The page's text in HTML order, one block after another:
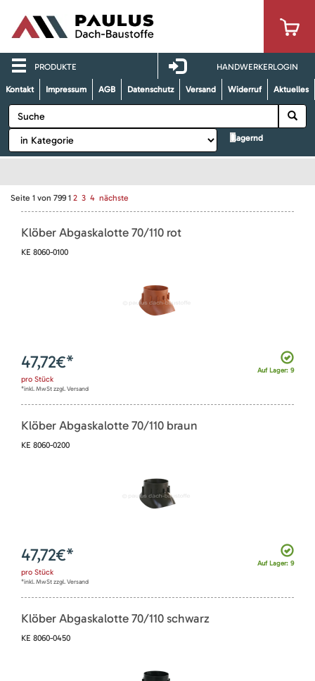
PRODUKTE HANDWERKERLOGIN
Kontakt Impressum AGB Datenschutz Versand Widerruf Aktuelles
lagernd
Seite 1 von 799 1 2 3 4 nächste
Klöber Abgaskalotte 70/110 rot
KE 8060-0100
Auf Lager: 9
47,72€*
pro Stück
*inkl. MwSt zzgl. Versand
Klöber Abgaskalotte 70/110 braun
KE 8060-0200
Auf Lager: 9
47,72€*
pro Stück
*inkl. MwSt zzgl. Versand
Klöber Abgaskalotte 70/110 schwarz
KE 8060-0450